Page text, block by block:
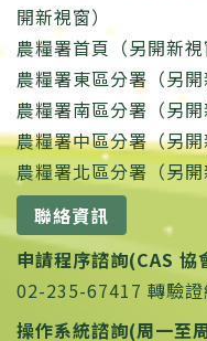
開新視窗）
農糧署首頁（另開新視
農糧署東區分署（另開
農糧署南區分署（另開
農糧署中區分署（另
農糧署北區分署（另
聯絡資訊
申請程序諮詢(CAS 協
02-235-67417 轉驗證
操作系統諮詢(周一至